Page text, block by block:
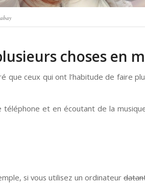
choses en
que ceux qui ont l’habitude de faire
et en écoutant de la
si vous utilisez un ordinateur